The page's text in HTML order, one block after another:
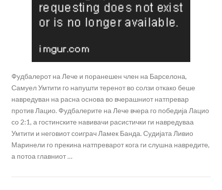
Фудбалерот на Лече и поранешен член на Барселона,
Самуел Умтити го напушти теренот во солзи откако беше
навредуван на расна основа во вчерашниот натпревар
против Лацио. Фудбалерите на Лече вчера го победија Лацио
со 2:1, а гостинските навивачи расистички ги навредуваа
Умтити и неговиот соиграч Ламек Банда. Судијата Ливио
Маринели го прекина натпреварот кога ги слушна навредите,
а потоа главниот …